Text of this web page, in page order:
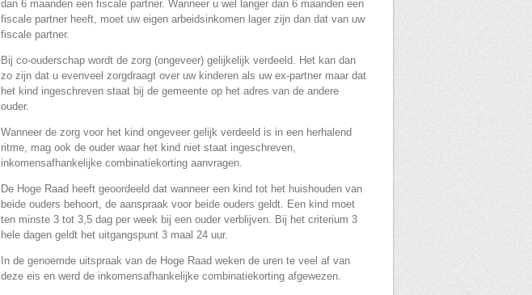
dan 6 maanden een fiscale partner. Wanneer u wel langer dan 6 maanden een
fiscale partner heeft, moet uw eigen arbeidsinkomen lager zijn dan dat van uw
fiscale partner.
Bij co-ouderschap wordt de zorg (ongeveer) gelijkelijk verdeeld. Het kan dan
zo zijn dat u evenveel zorgdraagt over uw kinderen als uw ex-partner maar dat
het kind ingeschreven staat bij de gemeente op het adres van de andere
ouder.
Wanneer de zorg voor het kind ongeveer gelijk verdeeld is in een herhalend
ritme, mag ook de ouder waar het kind niet staat ingeschreven,
inkomensafhankelijke combinatiekorting aanvragen.
De Hoge Raad heeft geoordeeld dat wanneer een kind tot het huishouden van
beide ouders behoort, de aanspraak voor beide ouders geldt. Een kind moet
ten minste 3 tot 3,5 dag per week bij een ouder verblijven. Bij het criterium 3
hele dagen geldt het uitgangspunt 3 maal 24 uur.
In de genoemde uitspraak van de Hoge Raad weken de uren te veel af van
deze eis en werd de inkomensafhankelijke combinatiekorting afgewezen.